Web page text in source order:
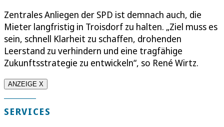
Zentrales Anliegen der SPD ist demnach auch, die
Mieter langfristig in Troisdorf zu halten. „Ziel muss es
sein, schnell Klarheit zu schaffen, drohenden
Leerstand zu verhindern und eine tragfähige
Zukunftsstrategie zu entwickeln“, so René Wirtz.
ANZEIGE X
SERVICES